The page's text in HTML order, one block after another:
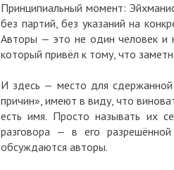
Принципиальный момент:
без партий, без указаний на
Авторы — это не один человек и
который привёл к тому, что
И здесь — место для сдержанной
причин», имеют в виду, что
есть имя. Просто называть их
разговора — в его
обсуждаются авторы.